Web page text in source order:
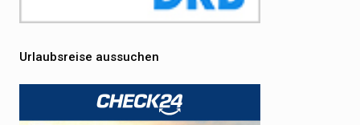
Urlaubsreise aussuchen